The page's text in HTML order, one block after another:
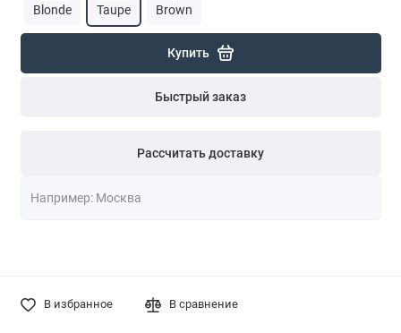
Blonde Taupe Brown
Купить
Быстрый заказ
Рассчитать доставку
В избранное В сравнение